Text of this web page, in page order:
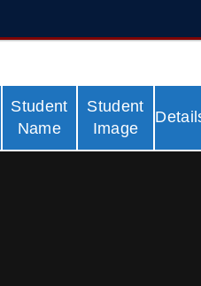
Student
Name
Student
Image